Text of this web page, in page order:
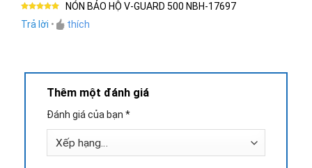
hạng55
NÓN BẢO HỘ V-GUARD 500 NBH-17697
Trả lời • thích
Thêm một đánh giá
Đánh giá của bạn *